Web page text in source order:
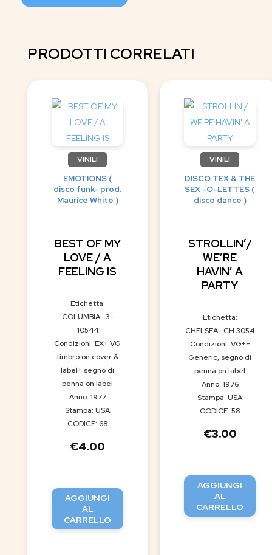
PRODOTTI CORRELATI
VINILI
EMOTIONS (
disco funk- prod.
Maurice White )
BEST OF MY
LOVE / A
FEELING IS
Etichetta:
COLUMBIA- 3-
10544
Condizioni: EX+ VG
timbro on cover &
label+ segno di
penna on label
Anno: 1977
Stampa: USA
CODICE: 68
€4.00
AGGIUNGI
AL
CARRELLO
VINILI
DISCO TEX & THE
SEX -O-LETTES (
disco dance )
STROLLIN’/
WE’RE
HAVIN’ A
PARTY
Etichetta:
CHELSEA- CH 3054
Condizioni: VG++
Generic, segno di
penna on label
Anno: 1976
Stampa: USA
CODICE: 58
€3.00
AGGIUNGI
AL
CARRELLO